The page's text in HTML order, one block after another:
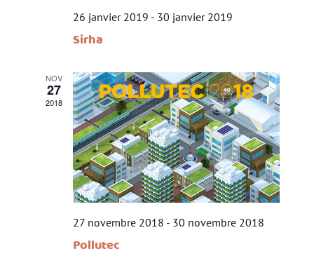
26 janvier 2019 - 30 janvier 2019
Sirha
NOV
27
2018
27 novembre 2018 - 30 novembre 2018
Pollutec